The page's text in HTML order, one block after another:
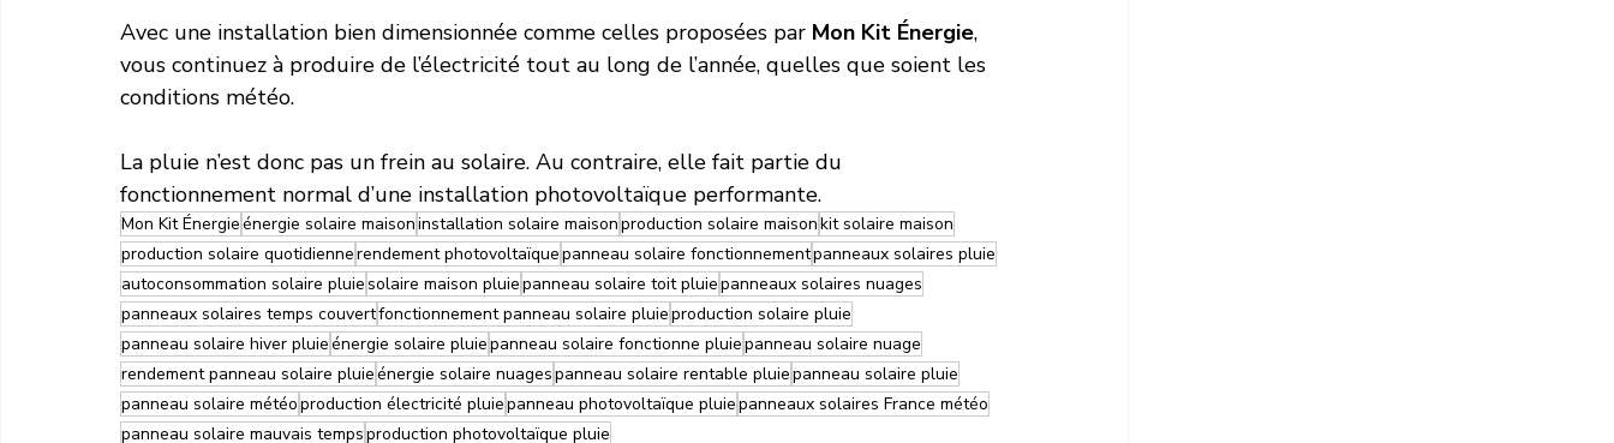
Avec une installation bien dimensionnée comme celles proposées par Mon Kit Énergie,
vous continuez à produire de l’électricité tout au long de l’année, quelles que soient les
conditions météo.
La pluie n’est donc pas un frein au solaire. Au contraire, elle fait partie du
fonctionnement normal d’une installation photovoltaïque performante.
Mon Kit Énergieénergie solaire maisoninstallation solaire maisonproduction solaire maisonkit solaire maison
production solaire quotidiennerendement photovoltaïquepanneau solaire fonctionnementpanneaux solaires pluie
autoconsommation solaire pluiesolaire maison pluiepanneau solaire toit pluiepanneaux solaires nuages
panneaux solaires temps couvertfonctionnement panneau solaire pluieproduction solaire pluie
panneau solaire hiver pluieénergie solaire pluiepanneau solaire fonctionne pluiepanneau solaire nuage
rendement panneau solaire pluieénergie solaire nuagespanneau solaire rentable pluiepanneau solaire pluie
panneau solaire météoproduction électricité pluiepanneau photovoltaïque pluiepanneaux solaires France météo
panneau solaire mauvais tempsproduction photovoltaïque pluie